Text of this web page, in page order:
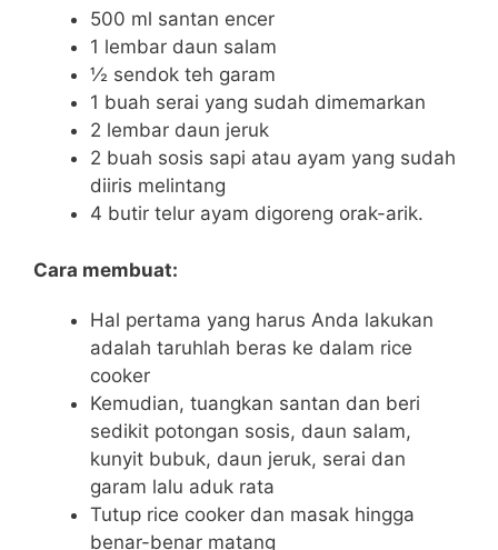
500 ml santan encer
1 lembar daun salam
½ sendok teh garam
1 buah serai yang sudah dimemarkan
2 lembar daun jeruk
2 buah sosis sapi atau ayam yang sudah
diiris melintang
4 butir telur ayam digoreng orak-arik.
Cara membuat:
Hal pertama yang harus Anda lakukan
adalah taruhlah beras ke dalam rice
cooker
Kemudian, tuangkan santan dan beri
sedikit potongan sosis, daun salam,
kunyit bubuk, daun jeruk, serai dan
garam lalu aduk rata
Tutup rice cooker dan masak hingga
benar-benar matang